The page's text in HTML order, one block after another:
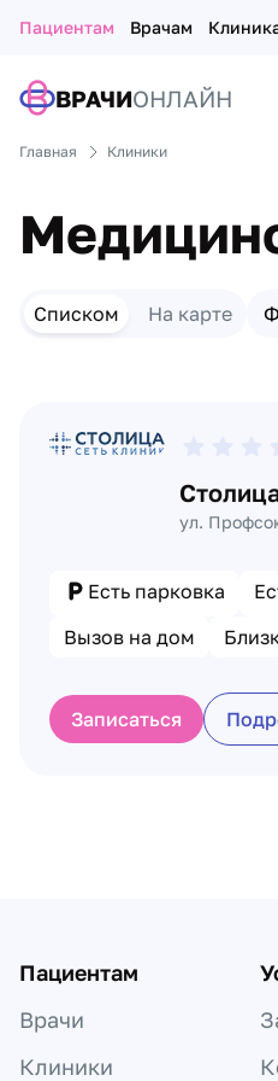
Пациентам Врачам
ВРАЧИОНЛАЙН
Главная Клиники
Списком На карте
ул.
Есть парковка
Вызов на дом
Записаться
Пациентам
Врачи
Клиники